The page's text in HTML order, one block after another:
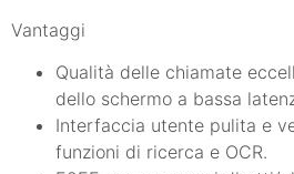
Vantaggi
Qualità delle chiamate
dello schermo a bassa
Interfaccia utente pulita e
funzioni di ricerca e OCR.